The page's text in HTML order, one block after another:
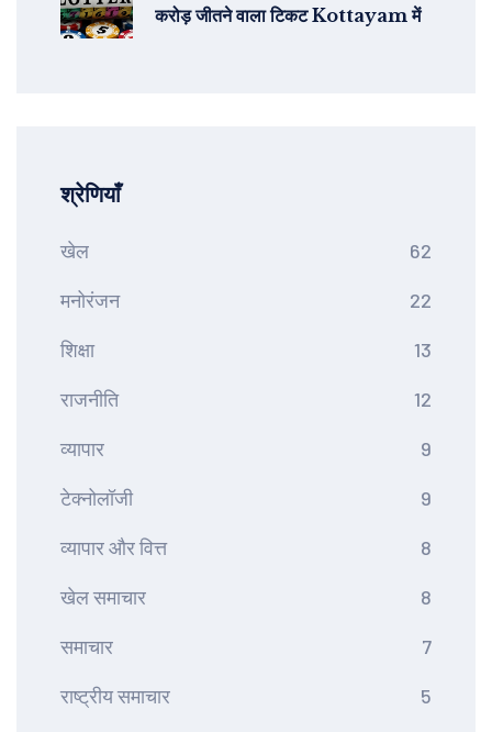
करोड़ जीतने वाला टिकट Kottayam में
श्रेणियाँ
खेल 62
मनोरंजन 22
शिक्षा 13
राजनीति 12
व्यापार 9
टेक्नोलॉजी 9
व्यापार और वित्त 8
खेल समाचार 8
समाचार 7
राष्ट्रीय समाचार 5